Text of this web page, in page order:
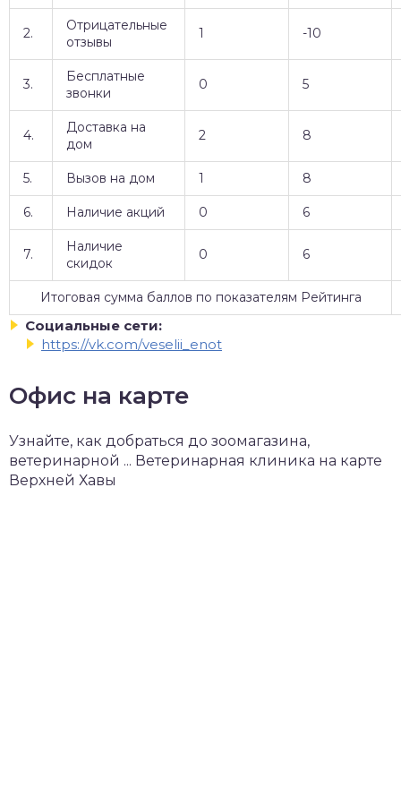
2.
Отрицательные
отзывы
1 -10
3.
Бесплатные
звонки
0 5
4.
Доставка на
дом
2 8
5. Вызов на дом 1 8
6. Наличие акций 0 6
7.
Наличие
скидок
0 6
Итоговая сумма баллов по показателям Рейтинга
Социальные сети:
https://vk.com/veselii_enot
Офис на карте
Узнайте, как добраться до зоомагазина,
ветеринарной ... Ветеринарная клиника на карте
Верхней Хавы